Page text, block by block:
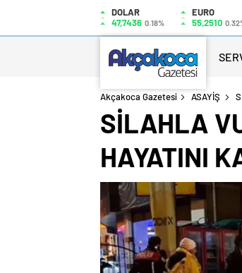
DOLAR
47,7436 0.18%
EURO
55,2510
Akçakoca Gazetesi ASAYİŞ
SİLAHLA
HAYATINI